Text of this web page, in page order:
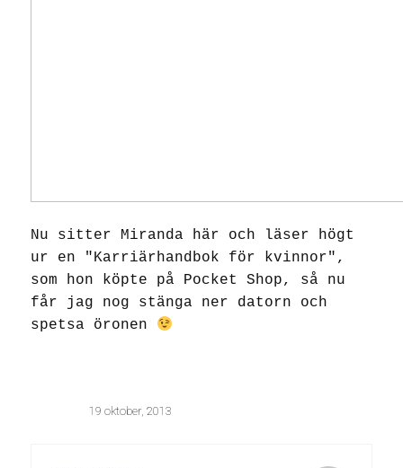
Nu sitter Miranda här och läser högt
ur en "Karriärhandbok för kvinnor",
som hon köpte på Pocket Shop, så nu
får jag nog stänga ner datorn och
spetsa öronen
19 oktober, 2013